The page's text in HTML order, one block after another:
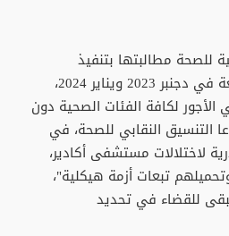
للصحة مطالبتها بتنفيذ
الاتفاقات السابقة الموقعة في دجنبر 2023 ويناير 2024،
الأجور لكافة الفئات الصحية دون
التنسيق النقابي للصحة، في
لاختلالات مستشفى أكادير،
تبعات أزمة هيكلية"،
للقضاء في تحديد